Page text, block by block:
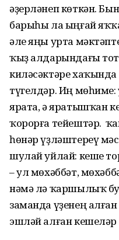
әҙерләнеп көткән.
барыһы ла ыңғай
әле яңы урта
ҡыҙ алдарындағы
киләсәктәре
түгелдәр. Иң мөһиме:
ярата, ә яратышҡан
ҡорорға тейештәр. Ә
һөнәр үҙләштереү
шулай уйлай: кеше
– ул мөхәббәт,
нәмә лә ҡаршылыҡ
заманда үҙенең
эшләй алған